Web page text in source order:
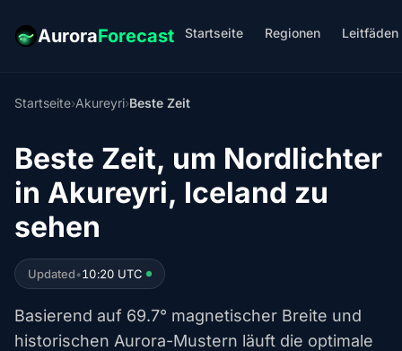
AuroraForecast Startseite Regionen Leitfäden
Startseite›Akureyri›Beste Zeit
Beste Zeit, um Nordlichter
in Akureyri, Iceland zu
sehen
Updated•10:20 UTC
Basierend auf 69.7° magnetischer Breite und
historischen Aurora-Mustern läuft die optimale